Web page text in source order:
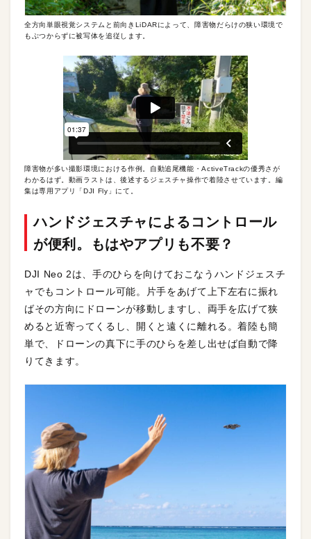
全方向単眼視覚システムと前向きLiDARによって、障害物だらけの狭い環境で
もぶつからずに被写体を追従します。
障害物が多い撮影環境における作例。自動追尾機能・ActiveTrackの優秀さが
わかるはず。動画ラストは、後述するジェスチャ操作で着陸させています。編
集は専用アプリ「DJI Fly」にて。
ハンドジェスチャによるコントロール
が便利。もはやアプリも不要？
DJI Neo 2は、手のひらを向けておこなうハンドジェスチ
ャでもコントロール可能。片手をあげて上下左右に振れ
ばその方向にドローンが移動しますし、両手を広げて狭
めると近寄ってくるし、開くと遠くに離れる。着陸も簡
単で、ドローンの真下に手のひらを差し出せば自動で降
りてきます。